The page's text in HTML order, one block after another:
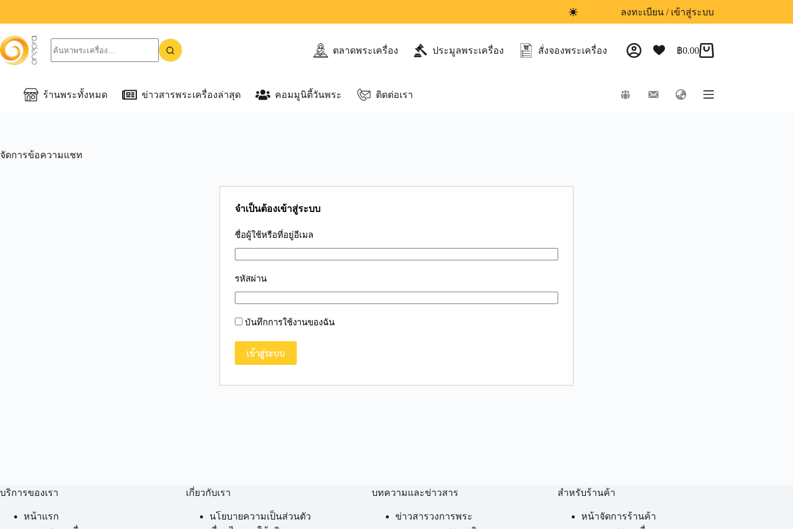
ลงทะเบียน / เข้าสู่ระบบ
ตลาดพระเครื่อง ประมูลพระเครื่อง สั่งจองพระเครื่อง ฿0.00
ร้านพระทั้งหมด ข่าวสารพระเครื่องล่าสุด คอมมูนิตี้วันพระ ติดต่อเรา
จัดการข้อความแชท
จำเป็นต้องเข้าสู่ระบบ
ชื่อผู้ใช้หรือที่อยู่อีเมล
รหัสผ่าน
บันทึกการใช้งานของฉัน
บริการของเรา
หน้าแรก
เกี่ยวกับเรา
นโยบายความเป็นส่วนตัว
บทความและข่าวสาร
ข่าวสารวงการพระ
สำหรับร้านค้า
หน้าจัดการร้านค้า